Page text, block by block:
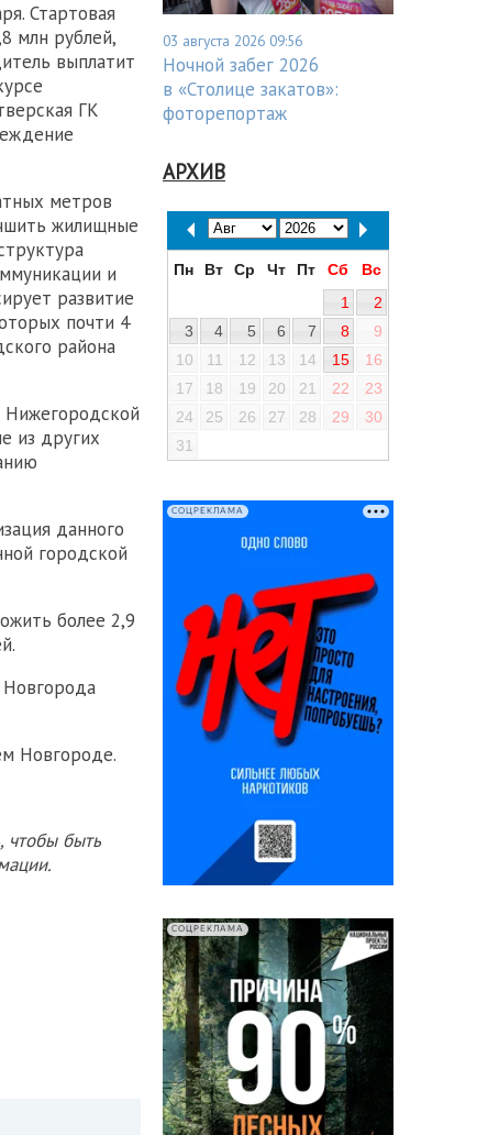
Стартовая
млн рублей,
выплатит
ГК
метров
жилищные
и
развитие
почти 4
района
Нижегородской
из других
данного
городской
более 2,9
Новгороде.
чтобы быть
03 августа 2026 09:56
Ночной забег 2026
в «Столице закатов»:
фоторепортаж
АРХИВ
Пн Вт Ср Чт Пт Сб
Вс
1
2
3
4 5 6 7 8
9
10
11 12 13 14 15
16
17
18 19 20 21 22
23
24
25 26 27 28 29
30
31
СОЦРЕКЛАМА
СОЦРЕКЛАМА